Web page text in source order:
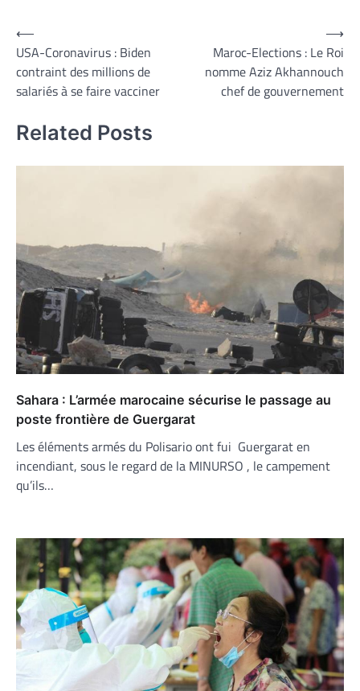
Navigation
de
l’article
⟵
USA-Coronavirus : Biden
contraint des millions de
salariés à se faire vacciner
Maroc-Elections : Le Roi
nomme Aziz Akhannouch
chef de gouvernement
⟶
Related Posts
Sahara : L’armée marocaine sécurise le passage au
poste frontière de Guergarat
Les éléments armés du Polisario ont fui Guergarat en
incendiant, sous le regard de la MINURSO , le campement
qu’ils…